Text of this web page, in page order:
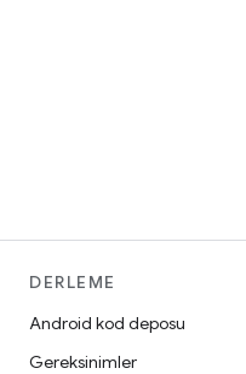
DERLEME
Android kod deposu
Gereksinimler